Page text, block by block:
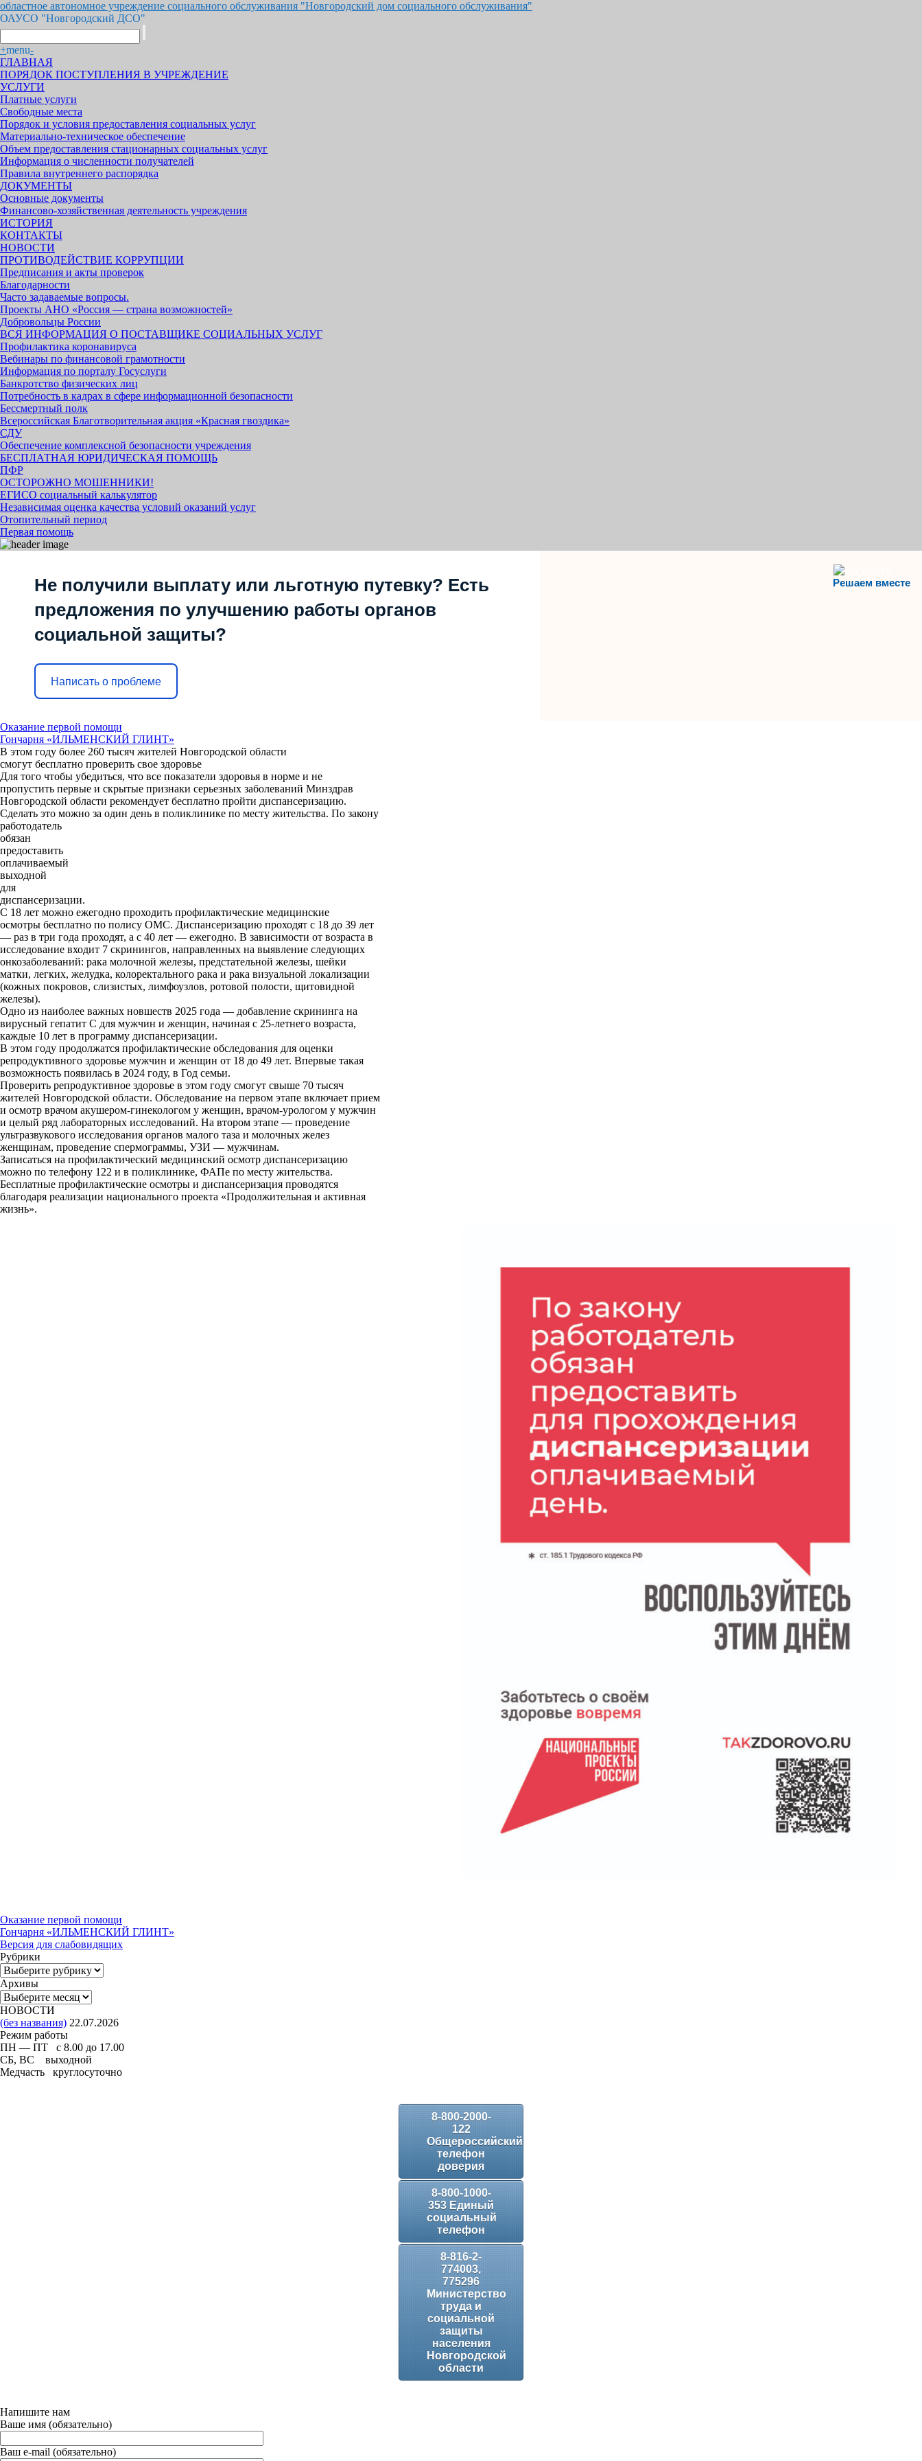
областное автономное учреждение социального обслуживания "Новгородский дом социального обслуживания"
ОАУСО "Новгородский ДСО"
+menu-
ГЛАВНАЯ
ПОРЯДОК ПОСТУПЛЕНИЯ В УЧРЕЖДЕНИЕ
УСЛУГИ
Платные услуги
Свободные места
Порядок и условия предоставления социальных услуг
Материально-техническое обеспечение
Объем предоставления стационарных социальных услуг
Информация о численности получателей
Правила внутреннего распорядка
ДОКУМЕНТЫ
Основные документы
Финансово-хозяйственная деятельность учреждения
ИСТОРИЯ
КОНТАКТЫ
НОВОСТИ
ПРОТИВОДЕЙСТВИЕ КОРРУПЦИИ
Предписания и акты проверок
Благодарности
Часто задаваемые вопросы.
Проекты АНО «Россия — страна возможностей»
Добровольцы России
ВСЯ ИНФОРМАЦИЯ О ПОСТАВЩИКЕ СОЦИАЛЬНЫХ УСЛУГ
Профилактика коронавируса
Вебинары по финансовой грамотности
Информация по порталу Госуслуги
Банкротство физических лиц
Потребность в кадрах в сфере информационной безопасности
Бессмертный полк
Всероссийская Благотворительная акция «Красная гвоздика»
СДУ
Обеспечение комплексной безопасности учреждения
БЕСПЛАТНАЯ ЮРИДИЧЕСКАЯ ПОМОЩЬ
ПФР
ОСТОРОЖНО МОШЕННИКИ!
ЕГИСО социальный калькулятор
Независимая оценка качества условий оказаний услуг
Отопительный период
Первая помощь
Решаем вместе
Не получили выплату или льготную путевку? Есть
предложения по улучшению работы органов
социальной защиты?
Написать о проблеме
Оказание первой помощи
Гончарня «ИЛЬМЕНСКИЙ ГЛИНТ»
В этом году более 260 тысяч жителей Новгородской области
смогут бесплатно проверить свое здоровье
Для того чтобы убедиться, что все показатели здоровья в норме и не
пропустить первые и скрытые признаки серьезных заболеваний Минздрав
Новгородской области рекомендует бесплатно пройти диспансеризацию.
Сделать это можно за один день в поликлинике по месту жительства. По закону
работодатель
обязан
предоставить
оплачиваемый
выходной
для
диспансеризации.
С 18 лет можно ежегодно проходить профилактические медицинские
осмотры бесплатно по полису ОМС. Диспансеризацию проходят с 18 до 39 лет
— раз в три года проходят, а с 40 лет — ежегодно. В зависимости от возраста в
исследование входит 7 скринингов, направленных на выявление следующих
онкозаболеваний: рака молочной железы, предстательной железы, шейки
матки, легких, желудка, колоректального рака и рака визуальной локализации
(кожных покровов, слизистых, лимфоузлов, ротовой полости, щитовидной
железы).
Одно из наиболее важных новшеств 2025 года — добавление скрининга на
вирусный гепатит С для мужчин и женщин, начиная с 25-летнего возраста,
каждые 10 лет в программу диспансеризации.
В этом году продолжатся профилактические обследования для оценки
репродуктивного здоровье мужчин и женщин от 18 до 49 лет. Впервые такая
возможность появилась в 2024 году, в Год семьи.
Проверить репродуктивное здоровье в этом году смогут свыше 70 тысяч
жителей Новгородской области. Обследование на первом этапе включает прием
и осмотр врачом акушером-гинекологом у женщин, врачом-урологом у мужчин
и целый ряд лабораторных исследований. На втором этапе — проведение
ультразвукового исследования органов малого таза и молочных желез
женщинам, проведение спермограммы, УЗИ — мужчинам.
Записаться на профилактический медицинский осмотр диспансеризацию
можно по телефону 122 и в поликлинике, ФАПе по месту жительства.
Бесплатные профилактические осмотры и диспансеризация проводятся
благодаря реализации национального проекта «Продолжительная и активная
жизнь».
Оказание первой помощи
Гончарня «ИЛЬМЕНСКИЙ ГЛИНТ»
Версия для слабовидящих
Рубрики
Рубрики
Архивы
Архивы
НОВОСТИ
(без названия) 22.07.2026
Режим работы
ПН — ПТ с 8.00 до 17.00
СБ, ВС выходной
Медчасть круглосуточно
8-800-2000-
122
Общероссийский
телефон
доверия
8-800-1000-
353 Единый
социальный
телефон
8-816-2-
774003,
775296
Министерство
труда и
социальной
защиты
населения
Новгородской
области
Напишите нам
Ваше имя (обязательно)
Ваш e-mail (обязательно)